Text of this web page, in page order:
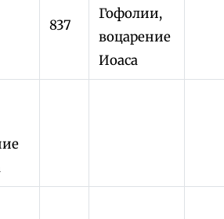
837
Гофолии,
воцарение
Иоаса